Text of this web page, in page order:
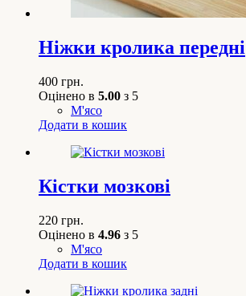
Ніжки кролика передні
400 грн.
Оцінено в 5.00 з 5
М'ясо
Додати в кошик
Кістки мозкові
220 грн.
Оцінено в 4.96 з 5
М'ясо
Додати в кошик